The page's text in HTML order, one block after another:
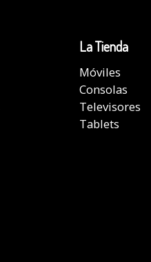
La Tienda
Móviles
Consolas
Televisores
Tablets